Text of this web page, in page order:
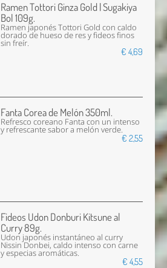
Ramen Tottori Ginza Gold | Sugakiya
Bol 109g.
Ramen japonés Tottori Gold con caldo
dorado de hueso de res y fideos finos
sin freír.
€ 4,69
Fanta Corea de Melón 350ml.
Refresco coreano Fanta con un intenso
y refrescante sabor a melón verde.
€ 2,55
Fideos Udon Donburi Kitsune al
Curry 89g.
Udon japonés instantáneo al curry
Nissin Donbei, caldo intenso con carne
y especias aromáticas.
€ 4,55